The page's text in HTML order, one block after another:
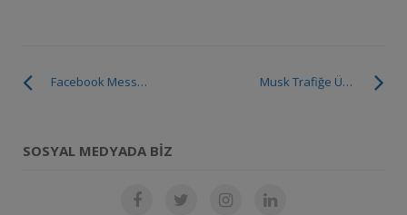
Musk Trafiğe Üçüncü Boyutu Getiriyor
Facebook Messenger’a Anket Özelliği Getiriliyor
SOSYAL MEDYADA BIZ